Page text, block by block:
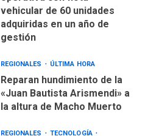
adquiridas en un año de
gestión
Reparan hundimiento de la
«Juan Bautista Arismendi» a
la altura de Macho Muerto